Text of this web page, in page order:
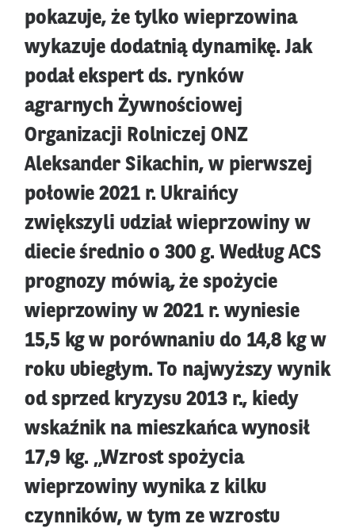
pokazuje, że tylko wieprzowina
wykazuje dodatnią dynamikę. Jak
podał ekspert ds. rynków
agrarnych Żywnościowej
Organizacji Rolniczej ONZ
Aleksander Sikachin, w pierwszej
połowie 2021 r. Ukraińcy
zwiększyli udział wieprzowiny w
diecie średnio o 300 g. Według ACS
prognozy mówią, że spożycie
wieprzowiny w 2021 r. wyniesie
15,5 kg w porównaniu do 14,8 kg w
roku ubiegłym. To najwyższy wynik
od sprzed kryzysu 2013 r., kiedy
wskaźnik na mieszkańca wynosił
17,9 kg. „Wzrost spożycia
wieprzowiny wynika z kilku
czynników, w tym ze wzrostu